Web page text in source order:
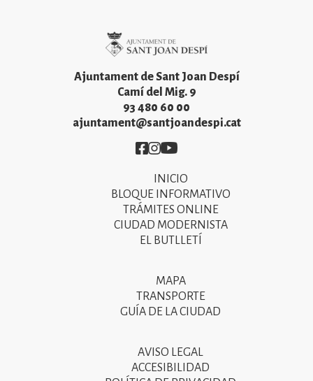
Ajuntament de Sant Joan Despí
Camí del Mig. 9
93 480 60 00
ajuntament@santjoandespi.cat
Imatge
Imatge
Imatge
INICIO
BLOQUE INFORMATIVO
TRÁMITES ONLINE
CIUDAD MODERNISTA
EL BUTLLETÍ
MAPA
TRANSPORTE
GUÍA DE LA CIUDAD
AVISO LEGAL
ACCESIBILIDAD